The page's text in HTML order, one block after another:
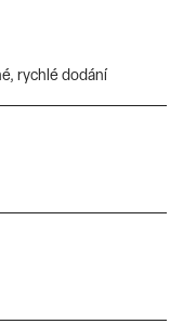
rychlé dodání